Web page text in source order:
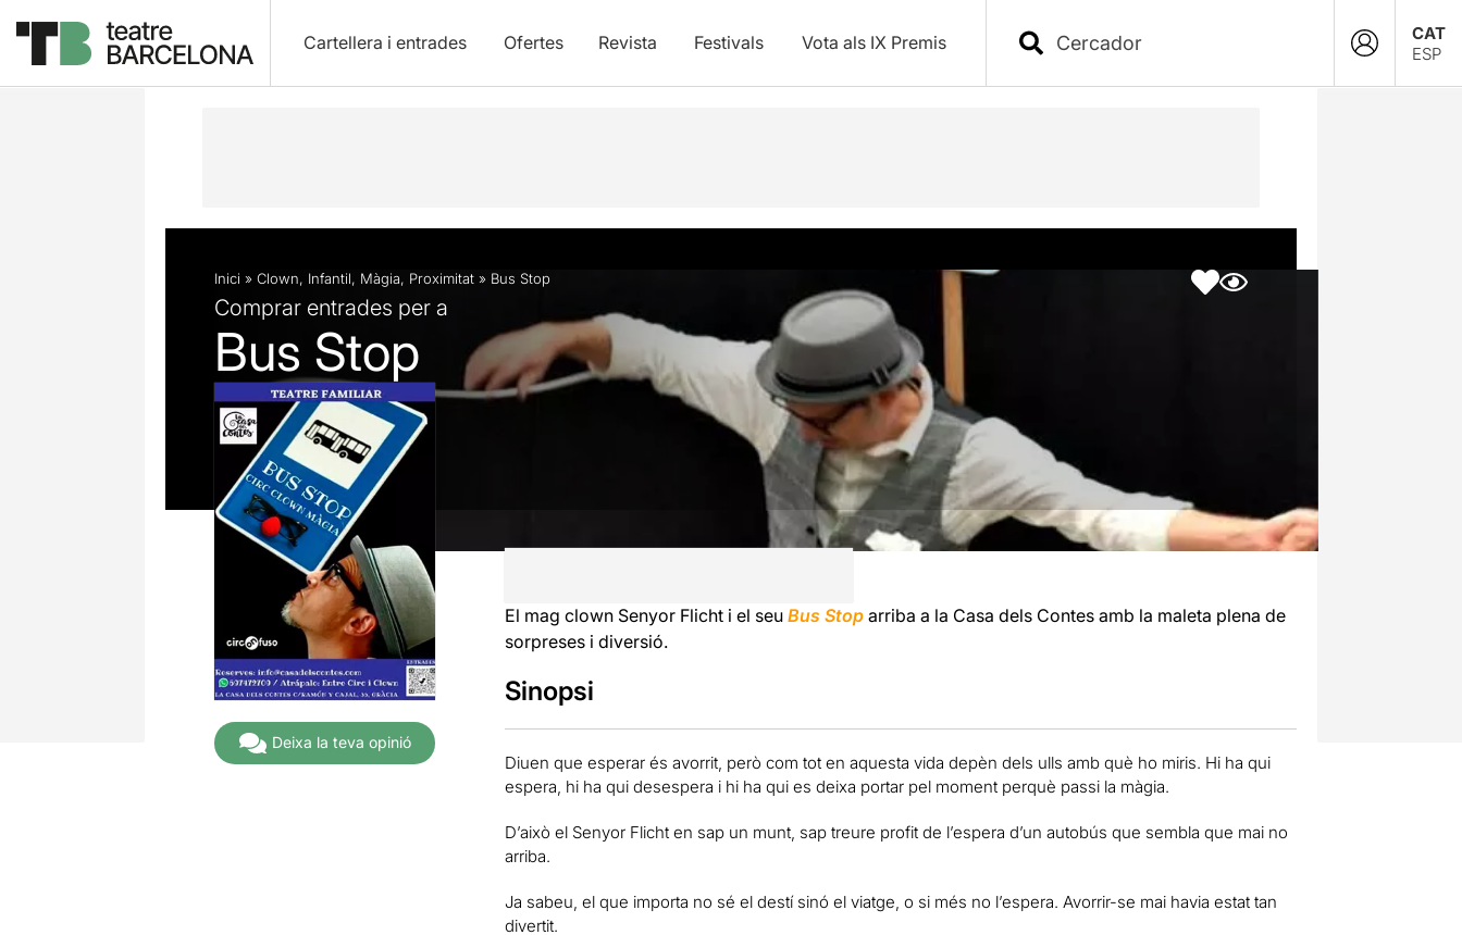
Cartellera i entrades Ofertes Revista Festivals Vota als IX Premis
CAT
ESP
Descripció Fitxa artística
Inici » Clown, Infantil, Màgia, Proximitat » Bus Stop
Comprar entrades per a
Bus Stop
Deixa la teva opinió
El mag clown Senyor Flicht i el seu Bus Stoparriba a la Casa dels Contes amb la maleta plena de
sorpreses i diversió.
Sinopsi
Diuen que esperar és avorrit, però com tot en aquesta vida depèn dels ulls amb què ho miris. Hi ha qui
espera, hi ha qui desespera i hi ha qui es deixa portar pel moment perquè passi la màgia.
D’això el Senyor Flicht en sap un munt, sap treure profit de l’espera d’un autobús que sembla que mai no
arriba.
Ja sabeu, el que importa no sé el destí sinó el viatge, o si més no l’espera. Avorrir-se mai havia estat tan
divertit.